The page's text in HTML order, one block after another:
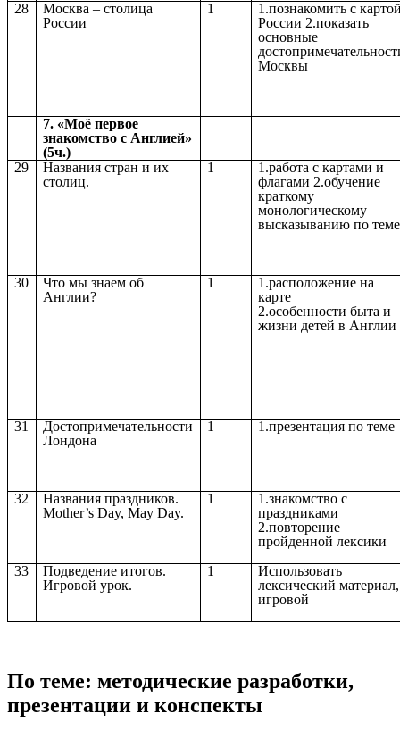
28
Москва – столица
России
1
1.познакомить с
России 2.показать
основные
Москвы
7. «Моё первое
знакомство с Англией»
(5ч.)
29
Названия стран и их
столиц.
1
1.работа с картами и
флагами 2.обучение
краткому
монологическому
высказыванию по
30
Что мы знаем об
Англии?
1
1.расположение на
карте
2.особенности быта и
жизни детей в Англии
31
Достопримечательности
Лондона
1 1.презентация по теме
32
Названия праздников.
Mother’s Day, May Day.
1
1.знакомство с
праздниками
2.повторение
пройденной лексики
33
Подведение итогов.
Игровой урок.
1
Использовать
лексический материал,
игровой
По теме: методические разработки,
презентации и конспекты